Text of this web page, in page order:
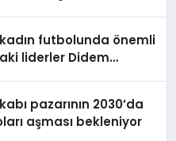
futbolunda önemli
liderler Didem
pazarının 2030’da
aşması bekleniyor